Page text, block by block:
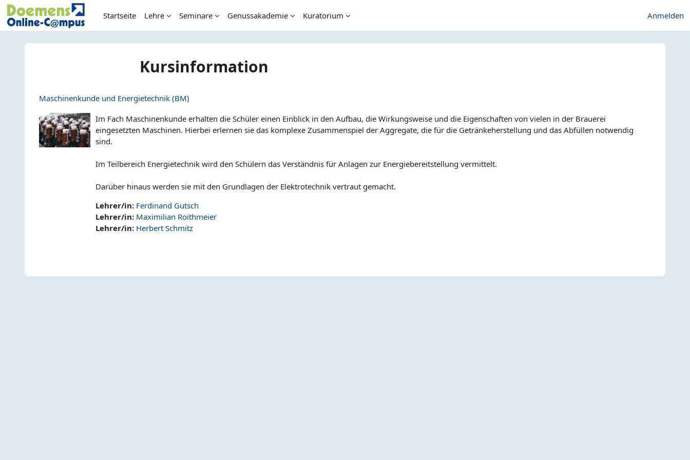
Zum Hauptinhalt
Startseite
Lehre Seminare Genussakademie Kuratorium Anmelden
Kursinformation
Maschinenkunde und Energietechnik (BM)
Im Fach Maschinenkunde erhalten die Schüler einen Einblick in den Aufbau, die Wirkungsweise und die Eigenschaften von vielen in der Brauerei
eingesetzten Maschinen. Hierbei erlernen sie das komplexe Zusammenspiel der Aggregate, die für die Getränkeherstellung und das Abfüllen notwendig
sind.
Im Teilbereich Energietechnik wird den Schülern das Verständnis für Anlagen zur Energiebereitstellung vermittelt.
Darüber hinaus werden sie mit den Grundlagen der Elektrotechnik vertraut gemacht.
Lehrer/in: Ferdinand Gutsch
Lehrer/in: Maximilian Roithmeier
Lehrer/in: Herbert Schmitz